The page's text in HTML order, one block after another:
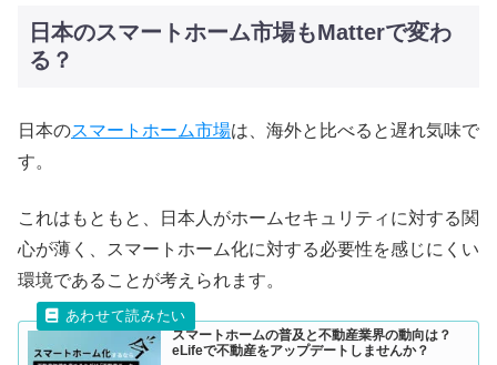
日本のスマートホーム市場もMatterで変わ
る？
日本のスマートホーム市場は、海外と比べると遅れ気味で
す。
これはもともと、日本人がホームセキュリティに対する関
心が薄く、スマートホーム化に対する必要性を感じにくい
環境であることが考えられます。
スマートホームの普及と不動産業界の動向は？
eLifeで不動産をアップデートしませんか？